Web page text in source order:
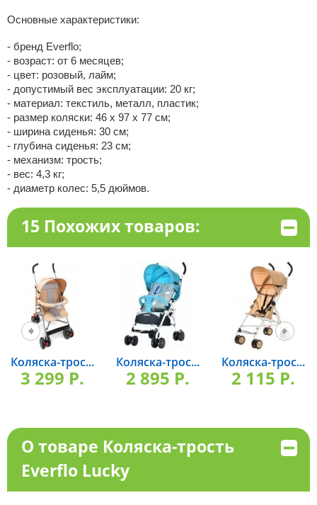
Основные характеристики:
- бренд Everflo;
- возраст: от 6 месяцев;
- цвет: розовый, лайм;
- допустимый вес эксплуатации: 20 кг;
- материал: текстиль, металл, пластик;
- размер коляски: 46 х 97 х 77 см;
- ширина сиденья: 30 см;
- глубина сиденья: 23 см;
- механизм: трость;
- вес: 4,3 кг;
- диаметр колес: 5,5 дюймов.
15 Похожих товаров:
Коляска-трос...
3 299 P.
Коляска-трос...
2 895 P.
Коляска-трос...
2 115 P.
О товаре Коляска-трость
Everflo Lucky